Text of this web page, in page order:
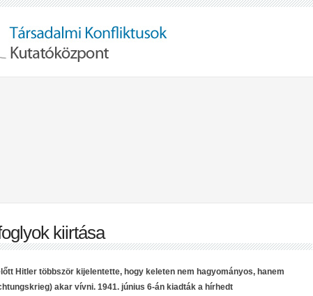
kiirtása
Hitler többször kijelentette, hogy keleten nem hagyományos, hanem
akar vívni. 1941. június 6-án kiadták a hírhedt